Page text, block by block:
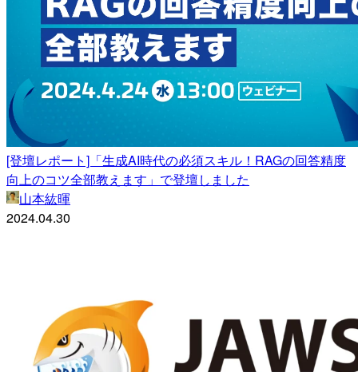
[登壇レポート]「生成AI時代の必須スキル！RAGの回答精度
向上のコツ全部教えます」で登壇しました
山本紘暉
2024.04.30